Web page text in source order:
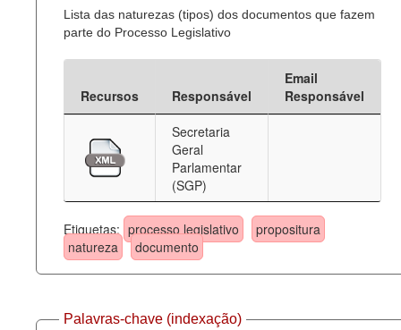
Lista das naturezas (tipos) dos documentos que fazem
parte do Processo Legislativo
Recursos Responsável
Email
Responsável
Secretaria
Geral
Parlamentar
(SGP)
Etiquetas: processo legislativo
propositura
natureza
documento
Palavras-chave (indexação)